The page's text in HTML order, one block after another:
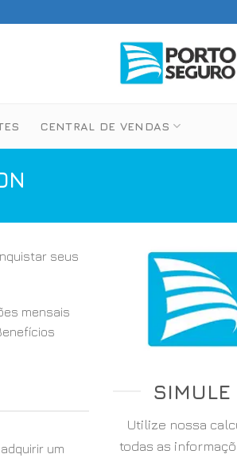
CENTRAL DE VENDAS
seus
mensais
um
SIMULE
Utilize nossa
todas as